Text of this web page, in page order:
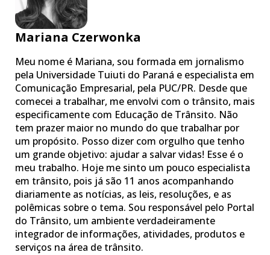
Mariana Czerwonka
Meu nome é Mariana, sou formada em jornalismo
pela Universidade Tuiuti do Paraná e especialista em
Comunicação Empresarial, pela PUC/PR. Desde que
comecei a trabalhar, me envolvi com o trânsito, mais
especificamente com Educação de Trânsito. Não
tem prazer maior no mundo do que trabalhar por
um propósito. Posso dizer com orgulho que tenho
um grande objetivo: ajudar a salvar vidas! Esse é o
meu trabalho. Hoje me sinto um pouco especialista
em trânsito, pois já são 11 anos acompanhando
diariamente as notícias, as leis, resoluções, e as
polêmicas sobre o tema. Sou responsável pelo Portal
do Trânsito, um ambiente verdadeiramente
integrador de informações, atividades, produtos e
serviços na área de trânsito.